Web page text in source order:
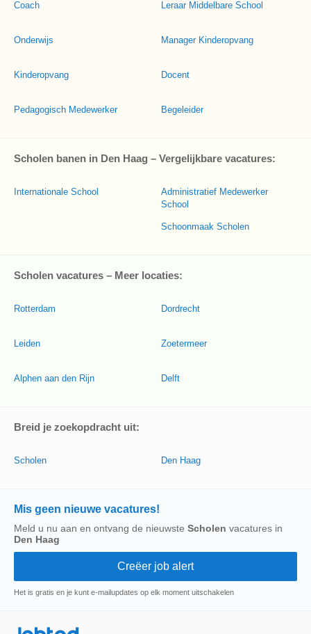
Coach
Onderwijs
Kinderopvang
Pedagogisch Medewerker
Leraar Middelbare School
Manager Kinderopvang
Docent
Begeleider
Scholen banen in Den Haag – Vergelijkbare vacatures:
Internationale School
Administratief Medewerker
School
Schoonmaak Scholen
Scholen vacatures – Meer locaties:
Rotterdam
Leiden
Alphen aan den Rijn
Dordrecht
Zoetermeer
Delft
Breid je zoekopdracht uit:
Scholen Den Haag
Mis geen nieuwe vacatures!
Meld u nu aan en ontvang de nieuwste Scholen vacatures in
Den Haag
Het is gratis en je kunt e-mailupdates op elk moment uitschakelen